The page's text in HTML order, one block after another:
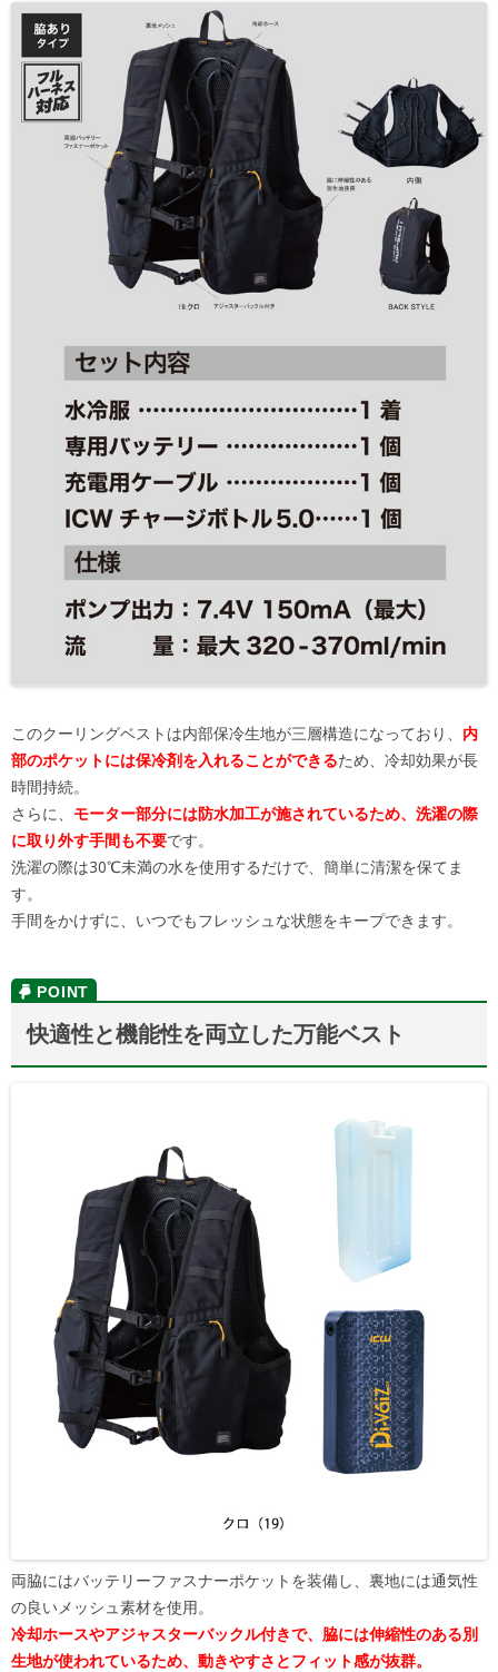
このクーリングベストは内部保冷生地が三層構造になっており、 内
部のポケットには保冷剤を入れることができるため、冷却効果が長
時間持続。
さらに、 モーター部分には防水加工が施されているため、洗濯の際
に取り外す手間も不要です。
洗濯の際は30℃未満の水を使用するだけで、簡単に清潔を保てま
す。
手間をかけずに、いつでもフレッシュな状態をキープできます。
快適性と機能性を両立した万能ベスト
両脇にはバッテリーファスナーポケットを装備し、裏地には通気性
の良いメッシュ素材を使用。
冷却ホースやアジャスターバックル付きで、脇には伸縮性のある別
生地が使われているため、動きやすさとフィット感が抜群。